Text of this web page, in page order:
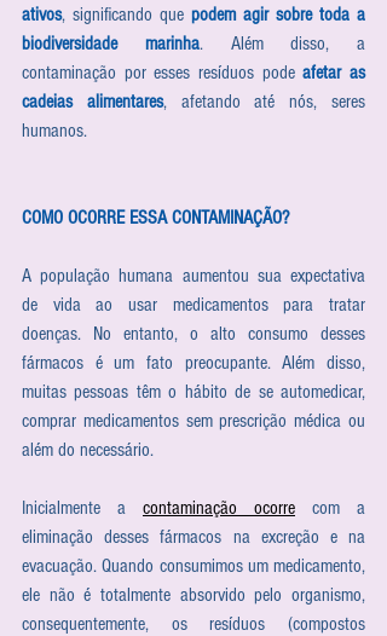
ativos, significando que podem agir sobre toda a
biodiversidade marinha. Além disso, a
contaminação por esses resíduos pode afetar as
cadeias alimentares, afetando até nós, seres
humanos.
COMO OCORRE ESSA CONTAMINAÇÃO?
A população humana aumentou sua expectativa
de vida ao usar medicamentos para tratar
doenças. No entanto, o alto consumo desses
fármacos é um fato preocupante. Além disso,
muitas pessoas têm o hábito de se automedicar,
comprar medicamentos sem prescrição médica ou
além do necessário.
Inicialmente a contaminação ocorre com a
eliminação desses fármacos na excreção e na
evacuação. Quando consumimos um medicamento,
ele não é totalmente absorvido pelo organismo,
consequentemente, os resíduos (compostos